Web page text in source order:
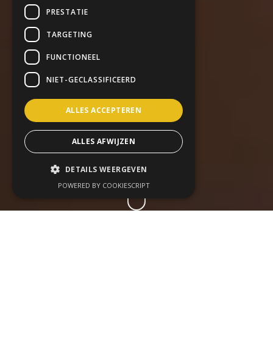
PRESTATIE
TARGETING
FUNCTIONEEL
NIET-GECLASSIFICEERD
ALLES ACCEPTEREN
ALLES AFWIJZEN
DETAILS WEERGEVEN
POWERED BY COOKIESCRIPT